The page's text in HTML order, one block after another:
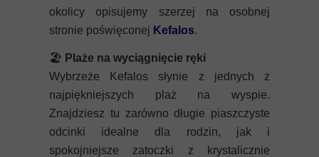
okolicy opisujemy szerzej na osobnej
stronie poświęconej Kefalos.
🏖️ Plaże na wyciągnięcie ręki
Wybrzeże Kefalos słynie z jednych z
najpiękniejszych plaż na wyspie.
Znajdziesz tu zarówno długie piaszczyste
odcinki idealne dla rodzin, jak i
spokojniejsze zatoczki z krystalicznie